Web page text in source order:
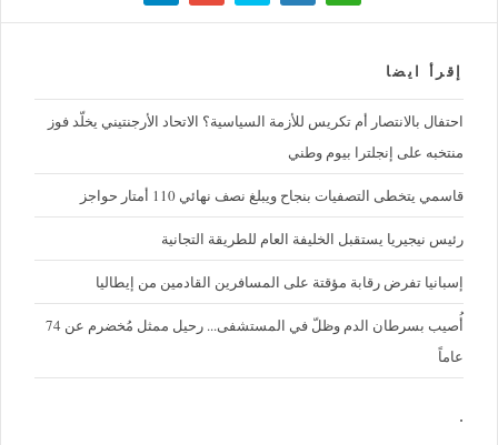
إقرأ ايضا
احتفال بالانتصار أم تكريس للأزمة السياسية؟ الاتحاد الأرجنتيني يخلّد فوز
منتخبه على إنجلترا بيوم وطني
قاسمي يتخطى التصفيات بنجاح ويبلغ نصف نهائي 110 أمتار حواجز
رئيس نيجيريا يستقبل الخليفة العام للطريقة التجانية
إسبانيا تفرض رقابة مؤقتة على المسافرين القادمين من إيطاليا
أُصيب بسرطان الدم وظلّ في المستشفى... رحيل ممثل مُخضرم عن 74
عاماً
.